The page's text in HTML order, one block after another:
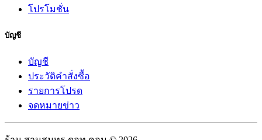
โปรโมชั่น
บัญชี
บัญชี
ประวัติคำสั่งซื้อ
รายการโปรด
จดหมายข่าว